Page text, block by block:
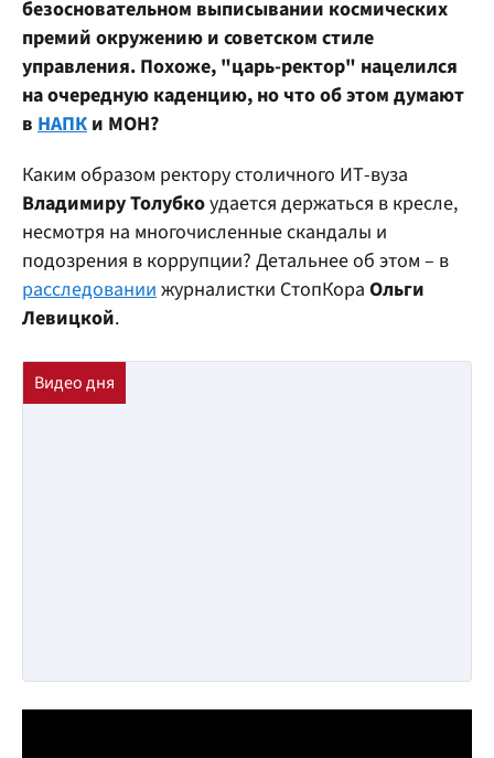
безосновательном выписывании космических
премий окружению и советском стиле
управления. Похоже, "царь-ректор" нацелился
на очередную каденцию, но что об этом думают
в НАПК и МОН?
Каким образом ректору столичного ИТ-вуза
Владимиру Толубкоудается держаться в кресле,
несмотря на многочисленные скандалы и
подозрения в коррупции? Детальнее об этом – в
расследовании журналистки СтопКора Ольги
Левицкой.